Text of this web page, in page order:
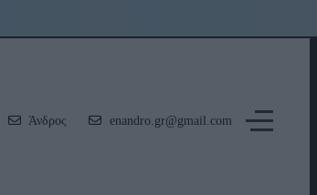
Άνδρος enandro.gr@gmail.com